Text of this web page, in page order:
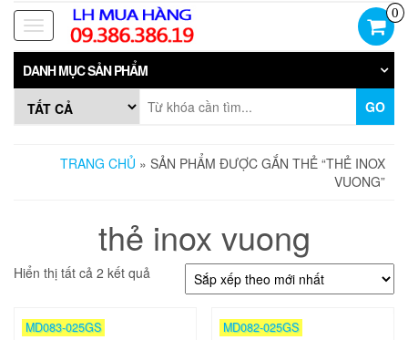
Skip
the
content
Toggle
navigation
0
DANH MỤC SẢN PHẨM
GO
TRANG CHỦ » SẢN PHẨM ĐƯỢC GẮN THẺ “THẺ INOX
VUONG”
thẻ inox vuong
Hiển thị tất cả 2 kết quả
MD083-025GS MD082-025GS